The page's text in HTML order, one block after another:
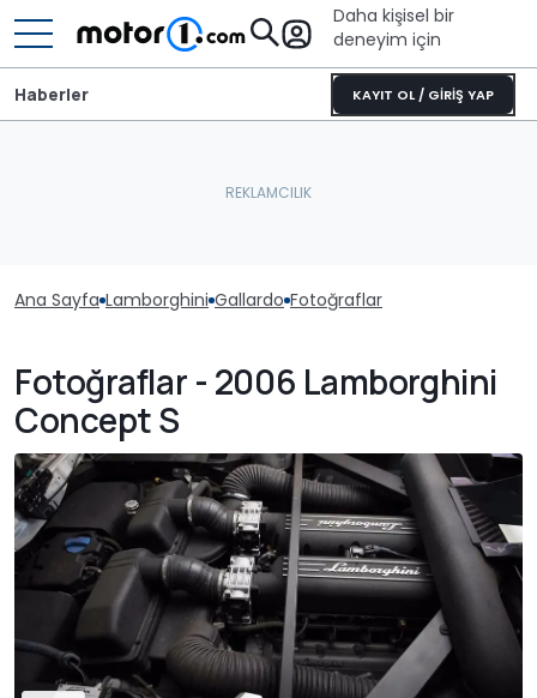
Daha kişisel bir
deneyim için
KAYIT OL / GİRİŞ YAP
Haberler
Ana Sayfa Lamborghini Gallardo Fotoğraflar
Fotoğraflar - 2006 Lamborghini
Concept S